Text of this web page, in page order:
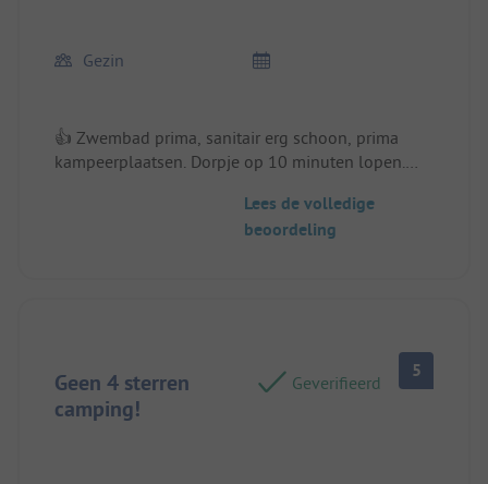
Gezin
👍 Zwembad prima, sanitair erg schoon, prima
kampeerplaatsen. Dorpje op 10 minuten lopen.
👎 Iets te eten op het terras of in de avond was er
Lees de volledige
beoordeling
Geen 4 sterren
camping!
Geverifieerd
5